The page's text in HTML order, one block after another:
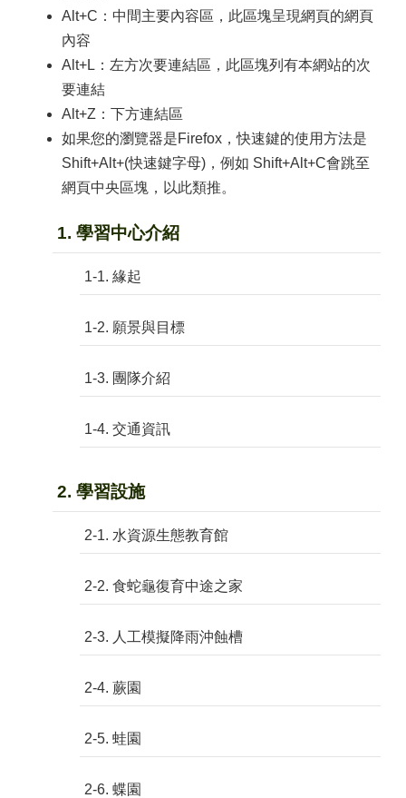
Alt+C：中間主要內容區，此區塊呈現網頁的網頁
內容
Alt+L：左方次要連結區，此區塊列有本網站的次
要連結
Alt+Z：下方連結區
如果您的瀏覽器是Firefox，快速鍵的使用方法是
Shift+Alt+(快速鍵字母)，例如 Shift+Alt+C會跳至
網頁中央區塊，以此類推。
1. 學習中心介紹
1-1. 緣起
1-2. 願景與目標
1-3. 團隊介紹
1-4. 交通資訊
2. 學習設施
2-1. 水資源生態教育館
2-2. 食蛇龜復育中途之家
2-3. 人工模擬降雨沖蝕槽
2-4. 蕨園
2-5. 蛙園
2-6. 蝶園